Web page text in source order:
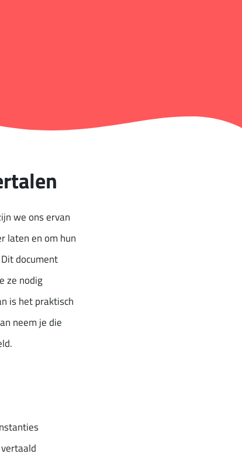
we ons ervan
laten en om hun
document
ze nodig
is het praktisch
neem je die